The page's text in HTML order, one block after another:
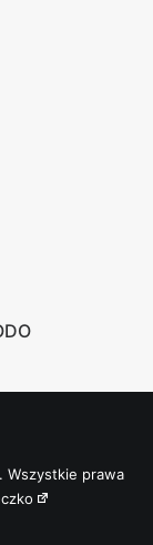
Wszystkie prawa